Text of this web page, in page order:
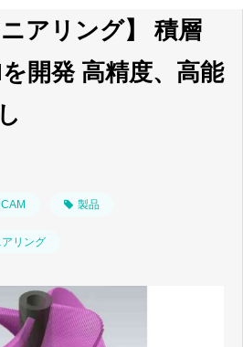
アリング】 積層
開発 高精度、高能
製品
リング